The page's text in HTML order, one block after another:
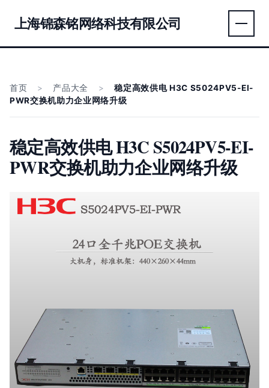
上海锦森铭网络科技有限公司
首页 > 产品大全 >
稳定高效供电 H3C S5024PV5-EI-
PWR交换机助力企业网络升级
稳定高效供电 H3C S5024PV5-EI-
PWR交换机助力企业网络升级